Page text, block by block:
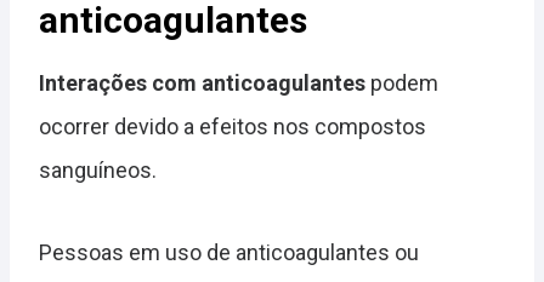
anticoagulantes
Interações com anticoagulantes podem
ocorrer devido a efeitos nos compostos
sanguíneos.
Pessoas em uso de anticoagulantes ou